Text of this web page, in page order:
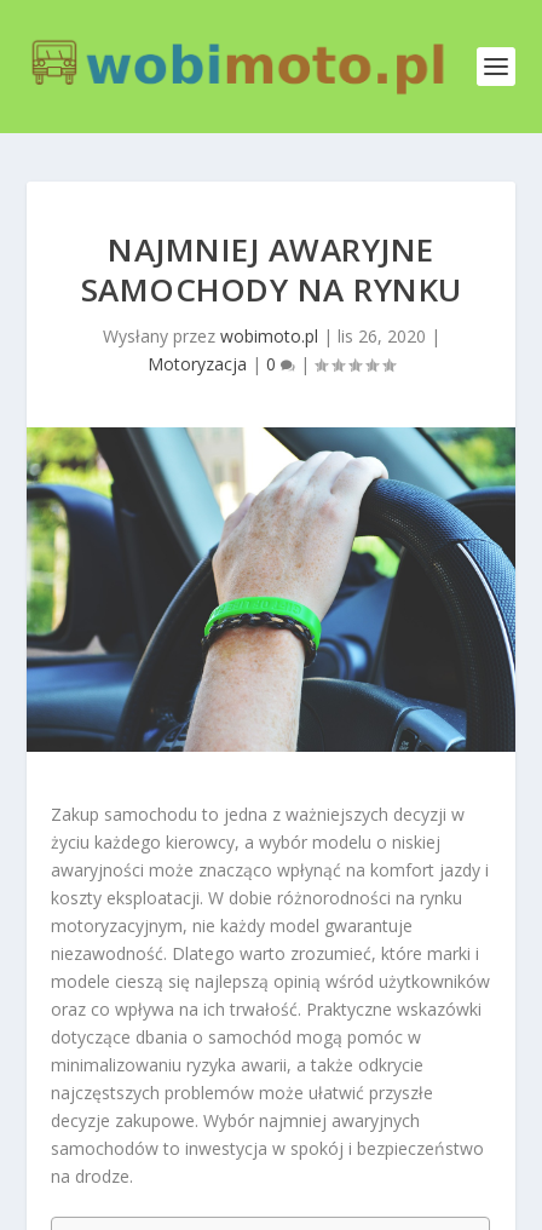
NAJMNIEJ AWARYJNE
SAMOCHODY NA RYNKU
Wysłany przez wobimoto.pl | lis 26, 2020 |
Motoryzacja | 0 |
Zakup samochodu to jedna z ważniejszych decyzji w
życiu każdego kierowcy, a wybór modelu o niskiej
awaryjności może znacząco wpłynąć na komfort jazdy i
koszty eksploatacji. W dobie różnorodności na rynku
motoryzacyjnym, nie każdy model gwarantuje
niezawodność. Dlatego warto zrozumieć, które marki i
modele cieszą się najlepszą opinią wśród użytkowników
oraz co wpływa na ich trwałość. Praktyczne wskazówki
dotyczące dbania o samochód mogą pomóc w
minimalizowaniu ryzyka awarii, a także odkrycie
najczęstszych problemów może ułatwić przyszłe
decyzje zakupowe. Wybór najmniej awaryjnych
samochodów to inwestycja w spokój i bezpieczeństwo
na drodze.